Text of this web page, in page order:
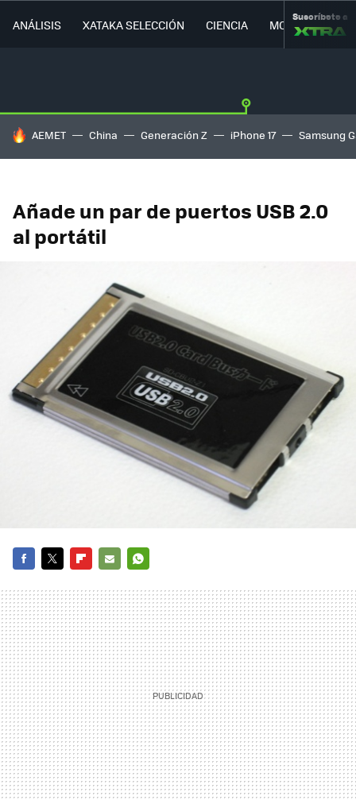
ANÁLISIS XATAKA SELECCIÓN CIENCIA MOVILIDAD
Suscríbete a
HOY SE HABLA DE
AEMET China Generación Z iPhone 17 Samsung
Añade un par de puertos USB 2.0
al portátil
MAIL